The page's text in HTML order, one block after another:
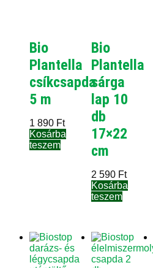
Bio
Plantella
csíkcsapda
5 m
1 890 Ft
Kosárba
teszem
Bio
Plantella
sárga
lap 10
db
17×22
cm
2 590 Ft
Kosárba
teszem